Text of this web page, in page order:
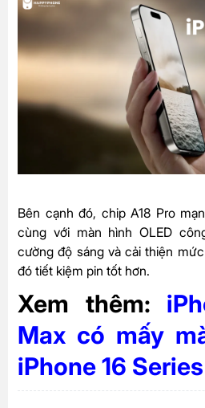
Bên cạnh đó, chip A18 Pro
cùng với màn hình OLED
cường độ sáng và cải thiện
đó tiết kiệm pin tốt hơn.
Xem thêm:
Max có mấy
iPhone 16 Series